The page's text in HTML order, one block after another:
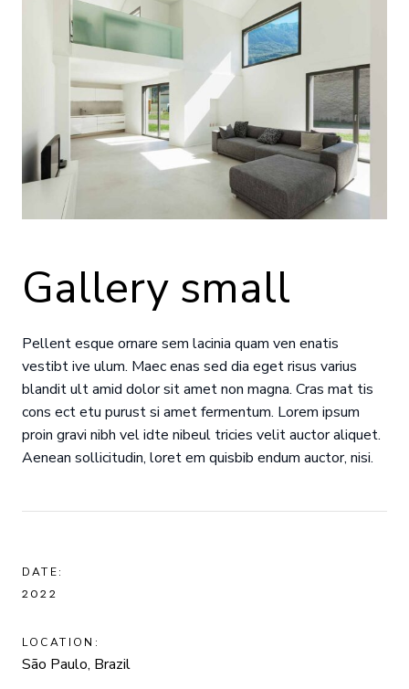
Gallery small
Pellent esque ornare sem lacinia quam ven enatis
vestibt ive ulum. Maec enas sed dia eget risus varius
blandit ult amid dolor sit amet non magna. Cras mat tis
cons ect etu purust si amet fermentum. Lorem ipsum
proin gravi nibh vel idte nibeul tricies velit auctor aliquet.
Aenean sollicitudin, loret em quisbib endum auctor, nisi.
DATE:
2022
LOCATION:
São Paulo, Brazil